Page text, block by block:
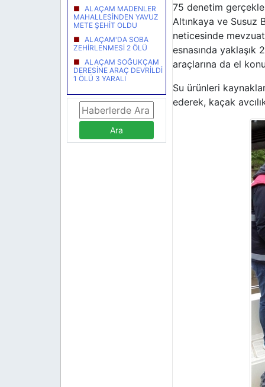
ALAÇAM MADENLER
MAHALLESİNDEN YAVUZ
METE ŞEHİT OLDU
ALAÇAM'DA SOBA
ZEHİRLENMESİ 2 ÖLÜ
ALAÇAM SOĞUKÇAM
DERESİNE ARAÇ DEVRİLDİ
1 ÖLÜ 3 YARALI
75 denetim
Altınkaya ve Susuz
neticesinde
esnasında yaklaşık
araçlarına da el
Su ürünleri
ederek, kaçak